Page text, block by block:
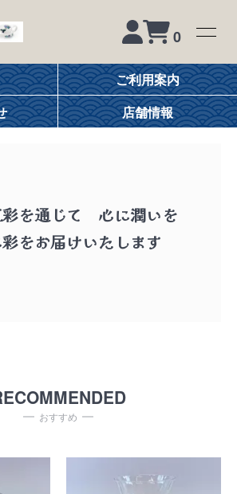
0
ご利用案内
店舗情報
彩を通じて 心に潤いを
をお届けいたします
おすすめ